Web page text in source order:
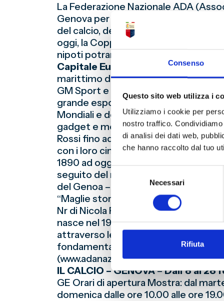
Consenso
Questo sito web utilizza i
Utilizziamo i cookie per
nostro traffico.
di analisi dei dati web,
che hanno raccolto dal tuo
Selezione
Necessari
Rifiuta
La Federazione Nazionale ADA
Genova per il secondo
del calcio, denominato “Raccontami
oggi, la Coppa del Mondo e una
nipoti potranno unirsi nel racconto
Capitale Europea dello Sport 2024
marittimo del Mediterraneo.
GM Sport e l’Associazione
grande esposizione d’Italia – forse
Mondiali e degli Europei; dal
gadget e memorabilia, compresi i
Rossi fino ad arrivare a
con i loro cimeli più belli. In
1890 ad oggi, per far comprendere,
seguito del mondo. All’interno della
del Genoa – vinta dal Genoa nel
“Maglie storiche Genoa” – della
Nr di Nicola Raccuglia, che ha vestito
nasce nel 1990 per difendere e
attraverso le proprie articolazioni
fondamentale importanza per una
(www.adanazionale.it). (Iniziativa
IL CALCIO – GENOVA–Dall’8 al 28
GE Orari di apertura Mostra: dal
domenica dalle ore 10.00 alle ore